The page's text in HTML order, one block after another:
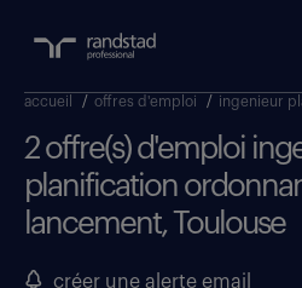
accueil / offres d'emploi / ingenieur
2 offre(s) d'emploi
planification
lancement, Toulouse
créer une alerte email